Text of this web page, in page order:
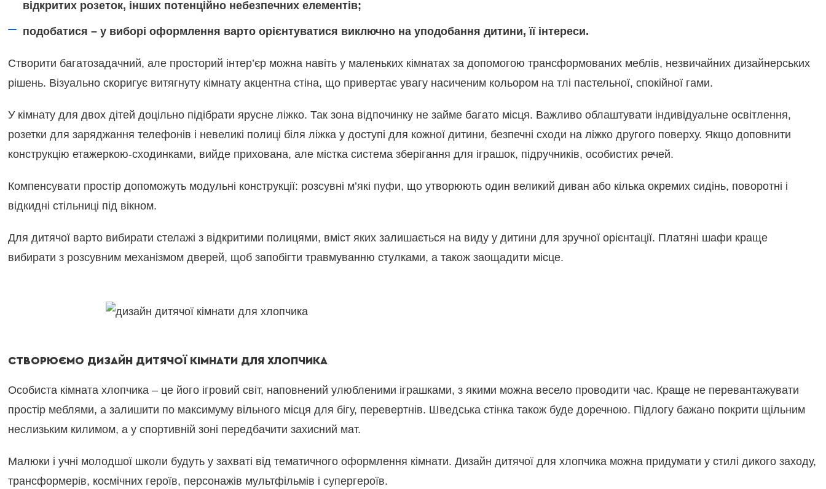
відкритих розеток, інших потенційно небезпечних елементів;
подобатися – у виборі оформлення варто орієнтуватися виключно на уподобання дитини, її інтереси.
Створити багатозадачний, але просторий інтер’єр можна навіть у маленьких кімнатах за допомогою трансформованих меблів, незвичайних дизайнерських
рішень. Візуально скоригує витягнуту кімнату акцентна стіна, що привертає увагу насиченим кольором на тлі пастельної, спокійної гами.
У кімнату для двох дітей доцільно підібрати ярусне ліжко. Так зона відпочинку не займе багато місця. Важливо облаштувати індивідуальне освітлення,
розетки для заряджання телефонів і невеликі полиці біля ліжка у доступі для кожної дитини, безпечні сходи на ліжко другого поверху. Якщо доповнити
конструкцію етажеркою-сходинками, вийде прихована, але містка система зберігання для іграшок, підручників, особистих речей.
Компенсувати простір допоможуть модульні конструкції: розсувні м’які пуфи, що утворюють один великий диван або кілька окремих сидінь, поворотні і
відкидні стільниці під вікном.
Для дитячої варто вибирати стелажі з відкритими полицями, вміст яких залишається на виду у дитини для зручної орієнтації. Платяні шафи краще
вибирати з розсувним механізмом дверей, щоб запобігти травмуванню стулками, а також заощадити місце.
СТВОРЮЄМО ДИЗАЙН ДИТЯЧОЇ КІМНАТИ ДЛЯ ХЛОПЧИКА
Особиста кімната хлопчика – це його ігровий світ, наповнений улюбленими іграшками, з якими можна весело проводити час. Краще не перевантажувати
простір меблями, а залишити по максимуму вільного місця для бігу, перевертнів. Шведська стінка також буде доречною. Підлогу бажано покрити щільним
неслизьким килимом, а у спортивній зоні передбачити захисний мат.
Малюки і учні молодшої школи будуть у захваті від тематичного оформлення кімнати. Дизайн дитячої для хлопчика можна придумати у стилі дикого заходу,
трансформерів, космічних героїв, персонажів мультфільмів і супергероїв.